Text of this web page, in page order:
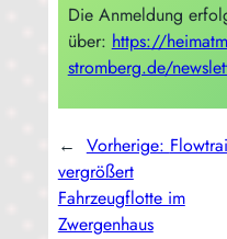
Die Anmel­dung
über: https://
stromberg.de/
← Vorherige:
vergrößert
Fahrzeugflotte im
Zwergenhaus